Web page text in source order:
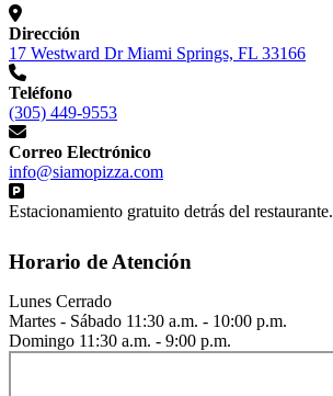
Dirección
17 Westward Dr Miami Springs, FL 33166
Teléfono
(305) 449-9553
Correo Electrónico
info@siamopizza.com
Estacionamiento gratuito detrás del restaurante.
Horario de Atención
Lunes Cerrado
Martes - Sábado 11:30 a.m. - 10:00 p.m.
Domingo 11:30 a.m. - 9:00 p.m.